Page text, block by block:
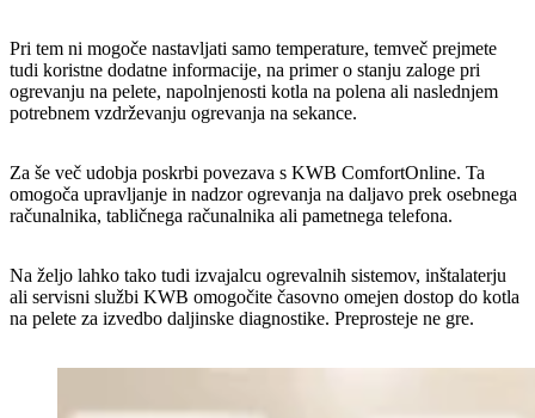
Pri tem ni mogoče nastavljati samo temperature, temveč prejmete
tudi koristne dodatne informacije, na primer o stanju zaloge pri
ogrevanju na pelete, napolnjenosti kotla na polena ali naslednjem
potrebnem vzdrževanju ogrevanja na sekance.
Za še več udobja poskrbi povezava s KWB ComfortOnline. Ta
omogoča upravljanje in nadzor ogrevanja na daljavo prek osebnega
računalnika, tabličnega računalnika ali pametnega telefona.
Na željo lahko tako tudi izvajalcu ogrevalnih sistemov, inštalaterju
ali servisni službi KWB omogočite časovno omejen dostop do kotla
na pelete za izvedbo daljinske diagnostike. Preprosteje ne gre.